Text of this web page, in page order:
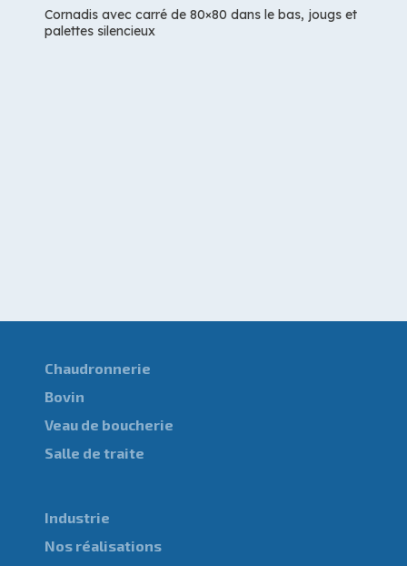
Cornadis avec carré de 80×80 dans le bas, jougs et
palettes silencieux
Chaudronnerie
Bovin
Veau de boucherie
Salle de traite
Industrie
Nos réalisations